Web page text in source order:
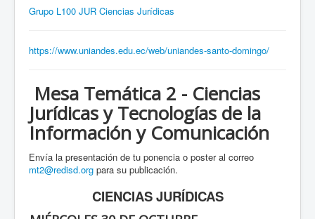
Grupo L100 JUR Ciencias Jurídicas
https://www.uniandes.edu.ec/web/uniandes-santo-domingo/
Mesa Temática 2 - Ciencias
Jurídicas y Tecnologías de la
Información y Comunicación
Envía la presentación de tu ponencia o poster al correo
mt2@redisd.org para su publicación.
CIENCIAS JURÍDICAS